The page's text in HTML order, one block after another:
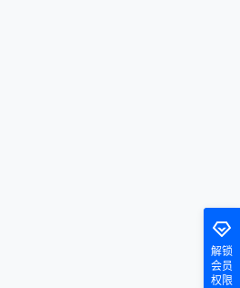
解锁
会员
权限